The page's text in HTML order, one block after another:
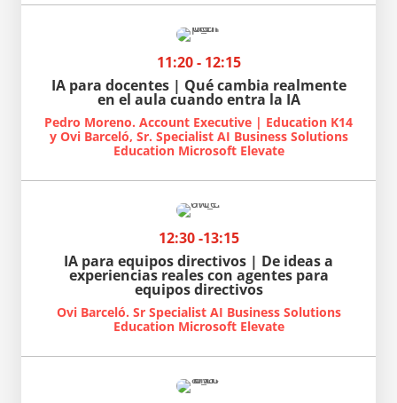
11:20 - 12:15
IA para docentes | Qué cambia realmente
en el aula cuando entra la IA
Pedro Moreno. Account Executive | Education K14
y Ovi Barceló, Sr. Specialist AI Business Solutions
Education Microsoft Elevate
12:30 -13:15
IA para equipos directivos | De ideas a
experiencias reales con agentes para
equipos directivos
Ovi Barceló. Sr Specialist AI Business Solutions
Education Microsoft Elevate